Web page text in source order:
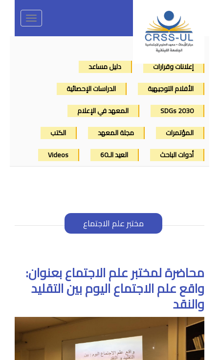
Toggle
navigation
إعلانات وقرارات
دليل مساعد
الأفلام التوجيهية
الدراسات الإحصائية
SDGs 2030
المعهد في الإعلام
المؤتمرات
مجلة المعهد
الكتب
أدوات الباحث
العيد الـ60 Videos
مختبر علم الاجتماع
محاضرة لمختبر علم الاجتماع بعنوان:
واقع علم الاجتماع اليوم بين التقليد
والنقد